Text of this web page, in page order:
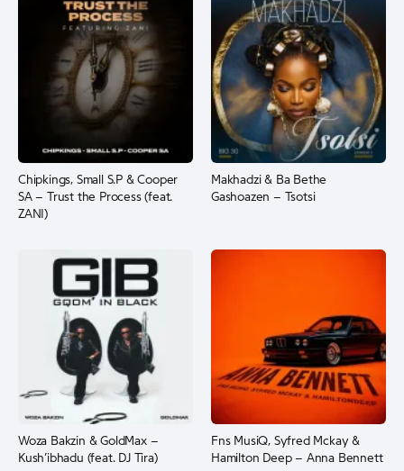
Chipkings, Small S.P & Cooper
SA – Trust the Process (feat.
ZANI)
Makhadzi & Ba Bethe
Gashoazen – Tsotsi
Woza Bakzin & GoldMax –
Kush’ibhadu (feat. DJ Tira)
Fns MusiQ, Syfred Mckay &
Hamilton Deep – Anna Bennett